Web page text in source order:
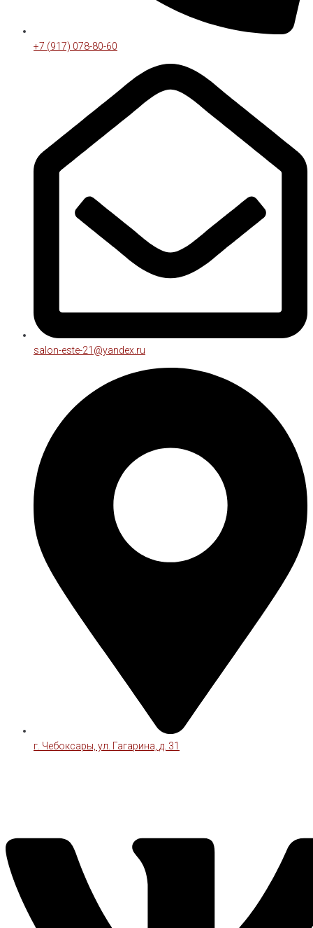
+7 (917) 078-80-60
salon-este-21@yandex.ru
г. Чебоксары, ул. Гагарина, д. 31